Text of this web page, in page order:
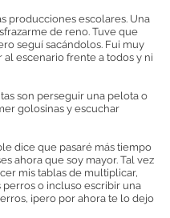
producciones escolares. Una
de reno. Tuve que
seguí sacándolos. Fui muy
al escenario frente a todos y ni
son perseguir una pelota o
golosinas y escuchar
dice que pasaré más tiempo
ahora que soy mayor. Tal vez
mis tablas de multiplicar,
o incluso escribir una
¡pero por ahora te lo dejo